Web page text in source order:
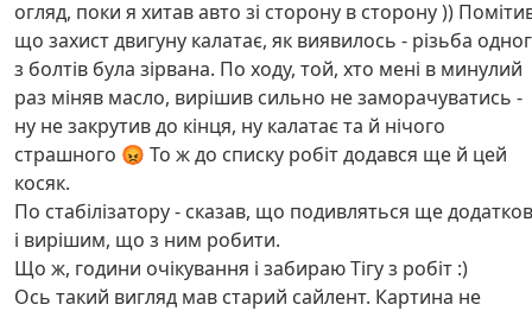
огляд, поки я хитав авто зі сторону в сторону ))
що захист двигуну калатає, як виявилось - різьба
з болтів була зірвана. По ходу, той, хто мені в минулий
раз міняв масло, вирішив сильно не заморачуватись -
ну не закрутив до кінця, ну калатає та й нічого
страшного 😡 То ж до списку робіт додався ще й цей
косяк.
По стабілізатору - сказав, що подивляться ще
і вирішим, що з ним робити.
Що ж, години очікування і забираю Тігу з робіт :)
Ось такий вигляд мав старий сайлент. Картина не